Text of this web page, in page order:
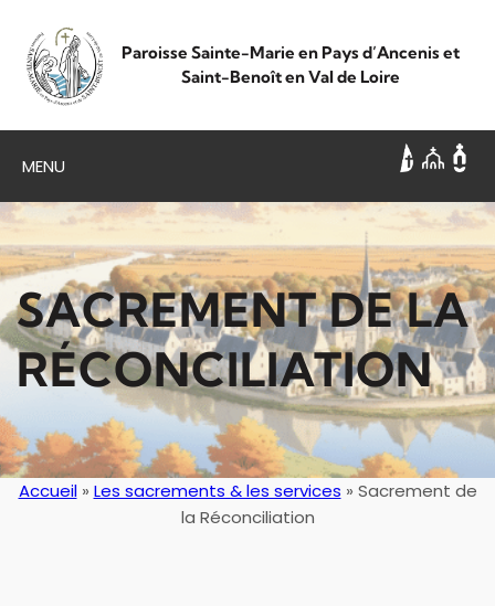
contenu
Paroisse Sainte-Marie en Pays d’Ancenis et
Saint-Benoît en Val de Loire
MENU
SACREMENT DE LA
RÉCONCILIATION
Accueil» Les sacrements & les services » Sacrement de
la Réconciliation